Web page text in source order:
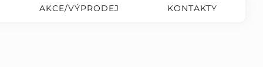
AKCE/VÝPRODEJ KONTAKTY